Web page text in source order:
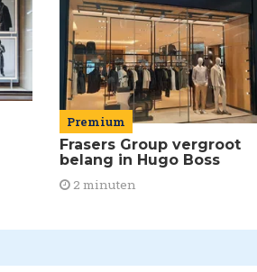
Premium
Frasers Group vergroot
belang in Hugo Boss
2 minuten